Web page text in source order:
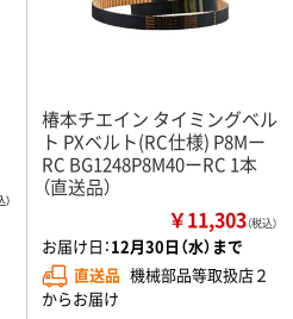
椿本チエイン タイミングベル
ト PXベルト(RC仕様) P8Mー
RC BG1248P8M40ーRC 1本
（直送品）
￥11,303（税込）
お届け日：12月30日（水）まで
直送品 機械部品等取扱店２
からお届け